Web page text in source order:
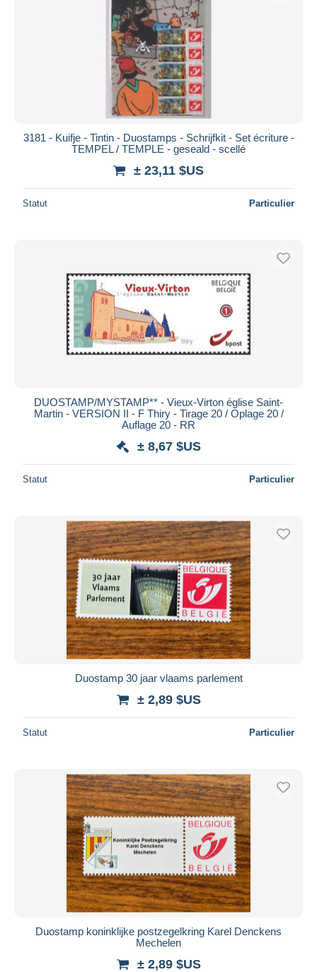
3181 - Kuifje - Tintin - Duostamps - Schrijfkit - Set écriture -
TEMPEL / TEMPLE - geseald - scellé
± 23,11 $US
Statut Particulier
DUOSTAMP/MYSTAMP** - Vieux-Virton église Saint-
Martin - VERSION II - F Thiry - Tirage 20 / Oplage 20 /
Auflage 20 - RR
± 8,67 $US
Statut Particulier
Duostamp 30 jaar vlaams parlement
± 2,89 $US
Statut Particulier
Duostamp koninklijke postzegelkring Karel Denckens
Mechelen
± 2,89 $US